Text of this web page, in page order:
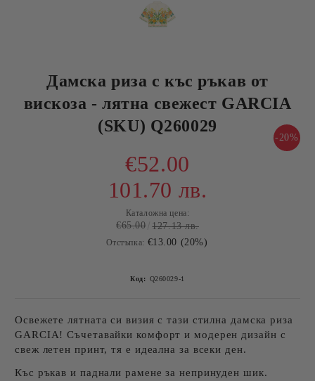
Дамска риза с къс ръкав от
вискоза - лятна свежест GARCIA
(SKU) Q260029
-20%
€52.00
101.70 лв.
Каталожна цена:
€65.00 127.13 лв.
Отстъпка: €13.00 (20%)
Код: Q260029-1
Освежете лятната си визия с тази стилна дамска риза
GARCIA! Съчетавайкикомфорт и модерен дизайн с
свеж летен принт, тя е идеална за всеки ден.
Къс ръкав и паднали рамене за непринуден шик.